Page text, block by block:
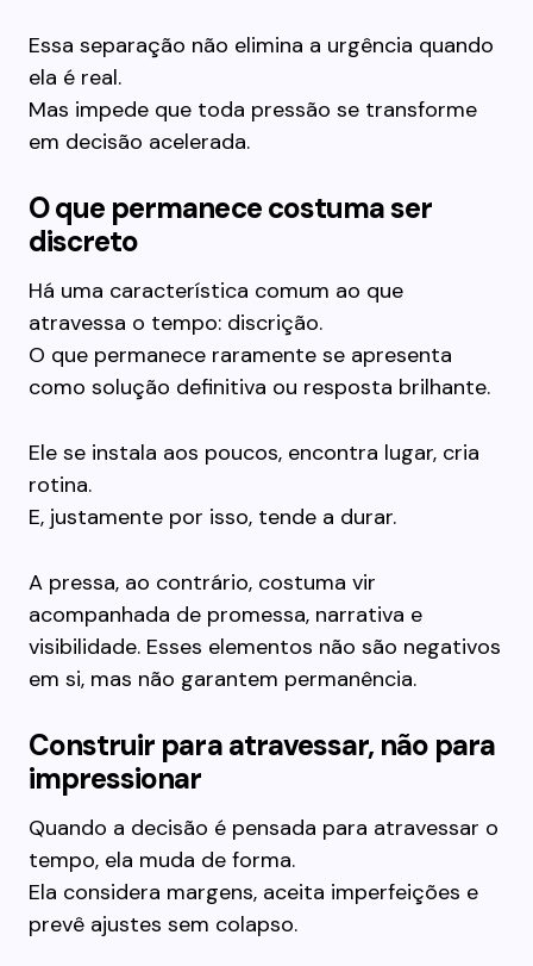
Essa separação não elimina a urgência quando
ela é real.
Mas impede que toda pressão se transforme
em decisão acelerada.
O que permanece costuma ser
discreto
Há uma característica comum ao que
atravessa o tempo: discrição.
O que permanece raramente se apresenta
como solução definitiva ou resposta brilhante.
Ele se instala aos poucos, encontra lugar, cria
rotina.
E, justamente por isso, tende a durar.
A pressa, ao contrário, costuma vir
acompanhada de promessa, narrativa e
visibilidade. Esses elementos não são negativos
em si, mas não garantem permanência.
Construir para atravessar, não para
impressionar
Quando a decisão é pensada para atravessar o
tempo, ela muda de forma.
Ela considera margens, aceita imperfeições e
prevê ajustes sem colapso.